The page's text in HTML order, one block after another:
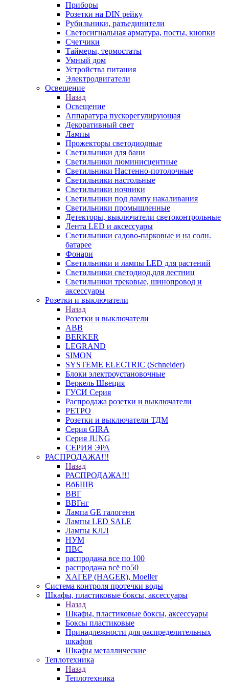
Приборы
Розетки на DIN рейку
Рубильники, разъединители
Светосигнальная арматура, посты, кнопки
Счетчики
Таймеры, термостаты
Умный дом
Устройства питания
Электродвигатели
Освещение
Назад
Освещение
Аппаратура пускорегулирующая
Декоративный свет
Лампы
Прожекторы светодиодные
Светильники для бани
Светильники люминисцентные
Светильники Настенно-потолочные
Светильники настольные
Светильники ночники
Светильники под лампу накаливания
Светильники промышленные
Детекторы, выключатели светоконтрольные
Лента LED и аксессуары
Светильники садово-парковые и на солн.
батарее
Фонари
Светильники и лампы LED для растений
Светильники светодиод.для лестниц
Светильники трековые, шинопровод и
аксессуары
Розетки и выключатели
Назад
Розетки и выключатели
ABB
BERKER
LEGRAND
SIMON
SYSTEME ELECTRIC (Schneider)
Блоки электроустановочные
Веркель Швеция
ГУСИ Серия
Распродажа розетки и выключатели
РЕТРО
Розетки и выключатели ТДМ
Серия GIRA
Серия JUNG
СЕРИЯ ЭРА
РАСПРОДАЖА!!!
Назад
РАСПРОДАЖА!!!
ВбБШВ
ВВГ
ВВГнг
Лампа GE галогенн
Лампы LED SALE
Лампы КЛЛ
НУМ
ПВС
распродажа все по 100
распродажа всё по50
ХАГЕР (HAGER), Moeller
Система контроля протечки воды
Шкафы, пластиковые боксы, аксессуары
Назад
Шкафы, пластиковые боксы, аксессуары
Боксы пластиковые
Принадлежности для распределительных
шкафов
Шкафы металлические
Теплотехника
Назад
Теплотехника